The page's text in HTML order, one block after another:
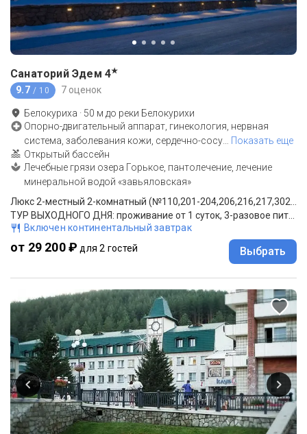
Санаторий Эдем 4★
9.7 / 10 7 оценок
Белокуриха · 50 м до реки Белокурихи
Опорно-двигательный аппарат, гинекология, нервная
система, заболевания кожи, сердечно-сосу
Показать еще
Открытый бассейн
Лечебные грязи озера Горькое, пантолечение, лечение
минеральной водой «завьяловская»
Включен континентальный завтрак
от 29 200 ₽ для 2 гостей Выбрать